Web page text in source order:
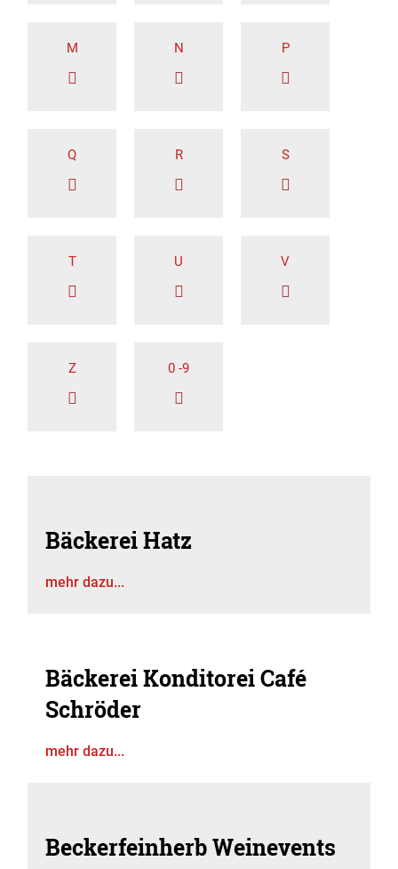
M N P
Q R S
T U V
Z 0 -9
Bäckerei Hatz
mehr dazu...
Bäckerei Konditorei Café
Schröder
mehr dazu...
Beckerfeinherb Weinevents